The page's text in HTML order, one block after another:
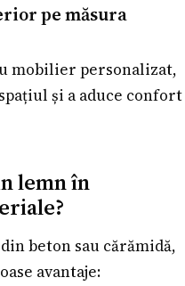
pe măsura
mobilier personalizat,
și a aduce confort
lemn în
beton sau cărămidă,
avantaje: